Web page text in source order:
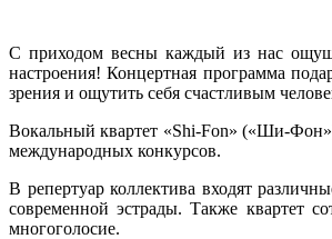
С приходом весны каждый из нас
настроения! Концертная программа
зрения и ощутить себя счастливым
Вокальный квартет «Shi-Fon» («Ши-
международных конкурсов.
В репертуар коллектива входят
современной эстрады. Также квартет
многоголосие.